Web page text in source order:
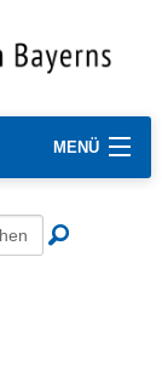
MENÜ